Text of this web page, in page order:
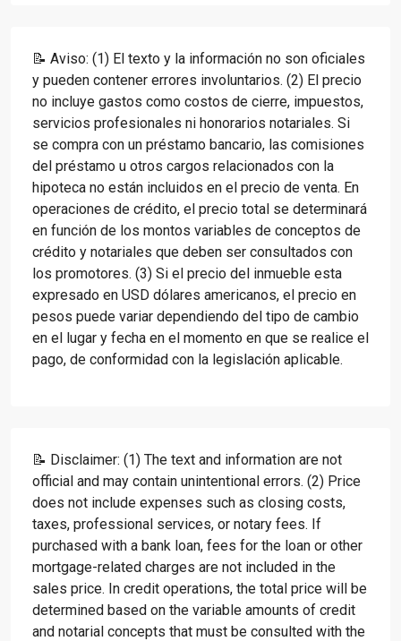
📝 Aviso: (1) El texto y la información no son oficiales
y pueden contener errores involuntarios. (2) El precio
no incluye gastos como costos de cierre, impuestos,
servicios profesionales ni honorarios notariales. Si
se compra con un préstamo bancario, las comisiones
del préstamo u otros cargos relacionados con la
hipoteca no están incluidos en el precio de venta. En
operaciones de crédito, el precio total se determinará
en función de los montos variables de conceptos de
crédito y notariales que deben ser consultados con
los promotores. (3) Si el precio del inmueble esta
expresado en USD dólares americanos, el precio en
pesos puede variar dependiendo del tipo de cambio
en el lugar y fecha en el momento en que se realice el
pago, de conformidad con la legislación aplicable.
📝 Disclaimer: (1) The text and information are not
official and may contain unintentional errors. (2) Price
does not include expenses such as closing costs,
taxes, professional services, or notary fees. If
purchased with a bank loan, fees for the loan or other
mortgage-related charges are not included in the
sales price. In credit operations, the total price will be
determined based on the variable amounts of credit
and notarial concepts that must be consulted with the